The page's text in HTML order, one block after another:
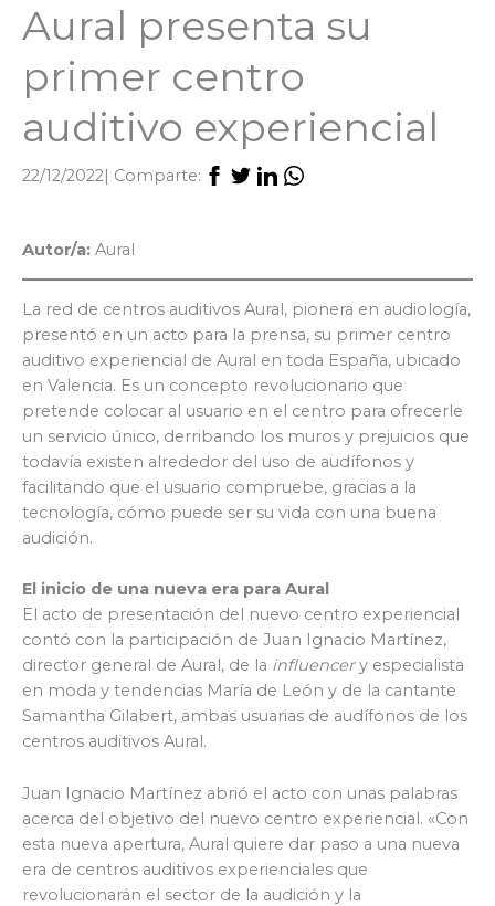
Aural presenta su
primer centro
auditivo experiencial
22/12/2022| Comparte:
Autor/a: Aural
La red de centros auditivos Aural, pionera en audiología,
presentó en un acto para la prensa, su primer centro
auditivo experiencial de Aural en toda España, ubicado
en Valencia. Es un concepto revolucionario que
pretende colocar al usuario en el centro para ofrecerle
un servicio único, derribando los muros y prejuicios que
todavía existen alrededor del uso de audífonos y
facilitando que el usuario compruebe, gracias a la
tecnología, cómo puede ser su vida con una buena
audición.
El inicio de una nueva era para Aural
El acto de presentación del nuevo centro experiencial
contó con la participación de Juan Ignacio Martínez,
director general de Aural, de la influencery especialista
en moda y tendencias María de León y de la cantante
Samantha Gilabert, ambas usuarias de audífonos de los
centros auditivos Aural.
Juan Ignacio Martínez abrió el acto con unas palabras
acerca del objetivo del nuevo centro experiencial. «Con
esta nueva apertura, Aural quiere dar paso a una nueva
era de centros auditivos experienciales que
revolucionarán el sector de la audición y la